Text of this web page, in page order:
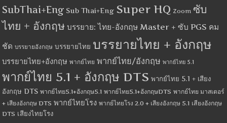
SubThai+Eng Sub Thai+Eng Super HQ Zoom ซับ
ไทย + อังกฤษ บรรยาย: ไทย-อังกฤษ Master + ซับ PGS คม
ชัด บรรยายอังกฤษ บรรยายไทย บรรยายไทย + อังกฤษ
บรรยายไทย+อังกฤษ พากย์ไทย พากย์ไทย/อังกฤษ พากย์ไทย 5.1
พากย์ไทย 5.1 + อังกฤษ DTS พากย์ไทย 5.1 + เสียง
อังกฤษ DTS พากย์ไทย5.1+อังกฤษ5.1 พากย์ไทย5.1+อังกฤษDTS พากย์ไทย มาสเตอร์
+ เสียงอังกฤษ DTS พากย์ไทยโรง พากย์ไทยโรง 2.0 + เสียงอังกฤษ 5.1 เสียงอังกฤษ
DTS เสียงไทยโรง